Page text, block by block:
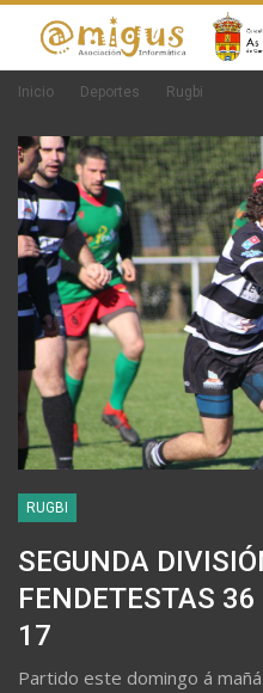
Inicio Deportes Rugbi
RUGBI
SEGUNDA
FENDETESTAS
17
Partido este domingo á